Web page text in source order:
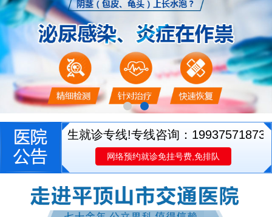
别开通医生就诊专线!专线咨询：19937571873平
网络预约就诊免挂号费,免排队